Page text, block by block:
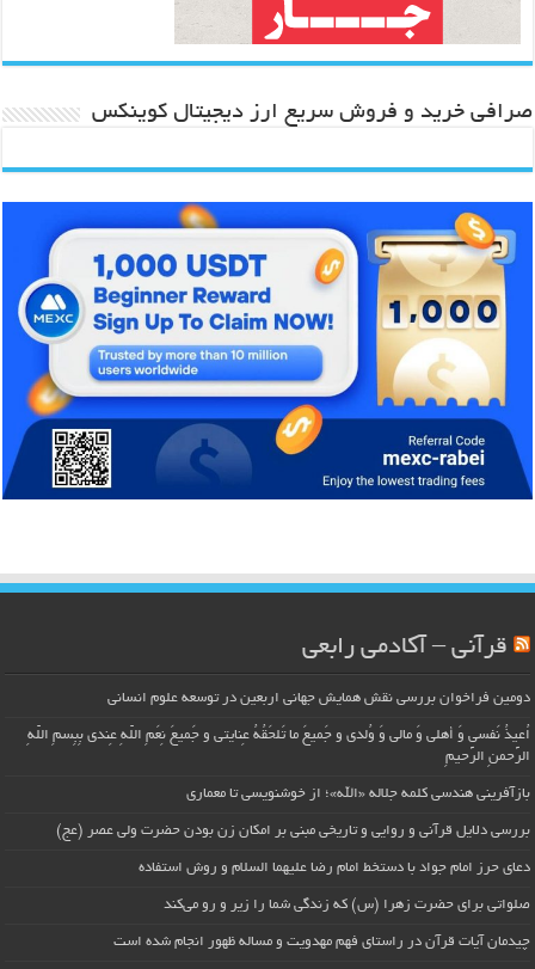
صرافی خرید و فروش سریع ارز دیجیتال کوینکس
قرآنی – آکادمی رابعی
دومین فراخوان بررسی نقش همایش جهانی اربعین در توسعه علوم انسانی
اُعیذُ نَفسی وَ أهلی وَ مالی وَ وُلدی و جَمیعَ ما تَلحَقُهُ عِنایتی و جَمیعَ نِعَمِ اللّهِ عِندی بِبِسمِ اللّهِ
الرَّحمنِ الرَّحیمِ
بازآفرینی هندسی کلمه جلاله «الله»؛ از خوشنویسی تا معماری
بررسی دلایل قرآنی و روایی و تاریخی مبنی بر امکان زن بودن حضرت ولی عصر (عج)
دعای حرز امام جواد با دستخط امام رضا علیهما السلام و روش استفاده
صلواتی برای حضرت زهرا (س) که زندگی شما را زیر و رو می‌کند
چیدمان آیات قرآن در راستای فهم مهدویت و مساله ظهور انجام شده است